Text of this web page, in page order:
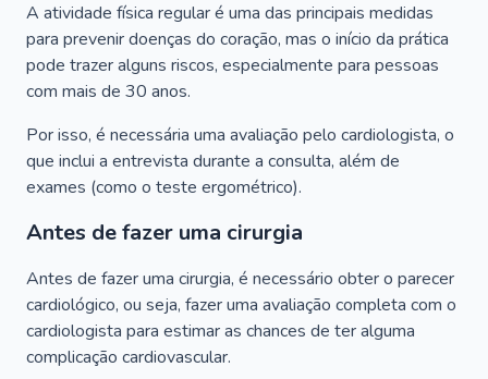
A atividade física regular é uma das principais medidas
para prevenir doenças do coração, mas o início da prática
pode trazer alguns riscos, especialmente para pessoas
com mais de 30 anos.
Por isso, é necessária uma avaliação pelo cardiologista, o
que inclui a entrevista durante a consulta, além de
exames (como o teste ergométrico).
Antes de fazer uma cirurgia
Antes de fazer uma cirurgia, é necessário obter o parecer
cardiológico, ou seja, fazer uma avaliação completa com o
cardiologista para estimar as chances de ter alguma
complicação cardiovascular.